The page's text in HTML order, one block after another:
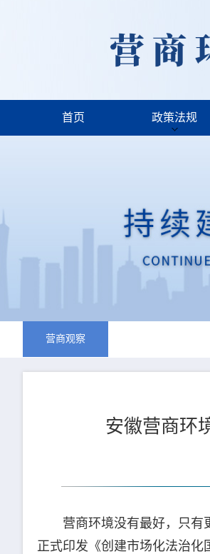
首页 政策法规
营商观察
安徽营商环
营商环境没有最好，只有
正式印发《创建市场化法治化